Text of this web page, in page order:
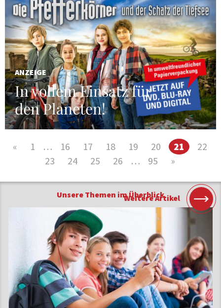
ANZEIGE
In vollem Einsatz für
den Planeten!
« 1 … 16 17 18 19 20 21
22
23
24 25 26 … 95 »
Weitere Artikel
Unsere Themen im Überblick